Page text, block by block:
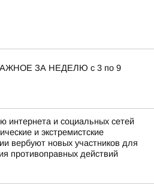
ЗА НЕДЕЛЮ с 3 по 9
интернета и социальных сетей
и экстремистские
вербуют новых участников для
противоправных действий